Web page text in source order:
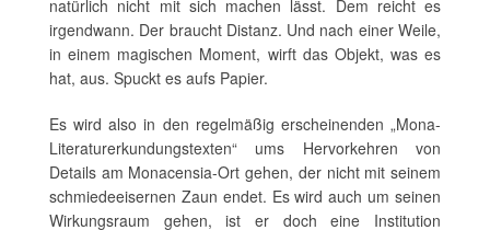
natürlich nicht mit sich machen lässt. Dem reicht es
irgendwann. Der braucht Distanz. Und nach einer Weile,
in einem magischen Moment, wirft das Objekt, was es
hat, aus. Spuckt es aufs Papier.
Es wird also in den regelmäßig erscheinenden „Mona-
Literaturerkundungstexten“ ums Hervorkehren von
Details am Monacensia-Ort gehen, der nicht mit seinem
schmiedeeisernen Zaun endet. Es wird auch um seinen
Wirkungsraum gehen, ist er doch eine Institution